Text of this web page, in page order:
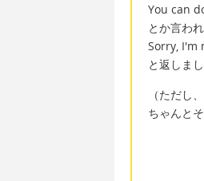
You can
とか言われ
Sorry, I'm
と返しまし
（ただし
ちゃんと